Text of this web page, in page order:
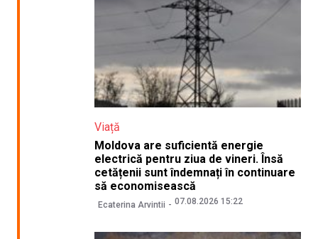
Viață
Moldova are suficientă energie
electrică pentru ziua de vineri. Însă
cetățenii sunt îndemnați în continuare
să economisească
Ecaterina Arvintii 07.08.2026 15:22